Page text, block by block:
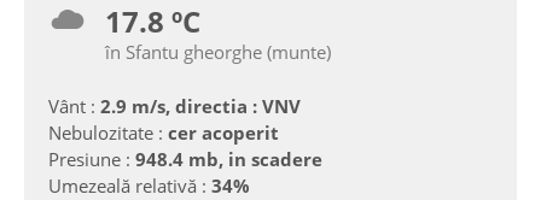
17.8 ºC
în Sfantu gheorghe (munte)
Vânt : 2.9 m/s, directia : VNV
Nebulozitate : cer acoperit
Presiune : 948.4 mb, in scadere
Umezeală relativă : 34%